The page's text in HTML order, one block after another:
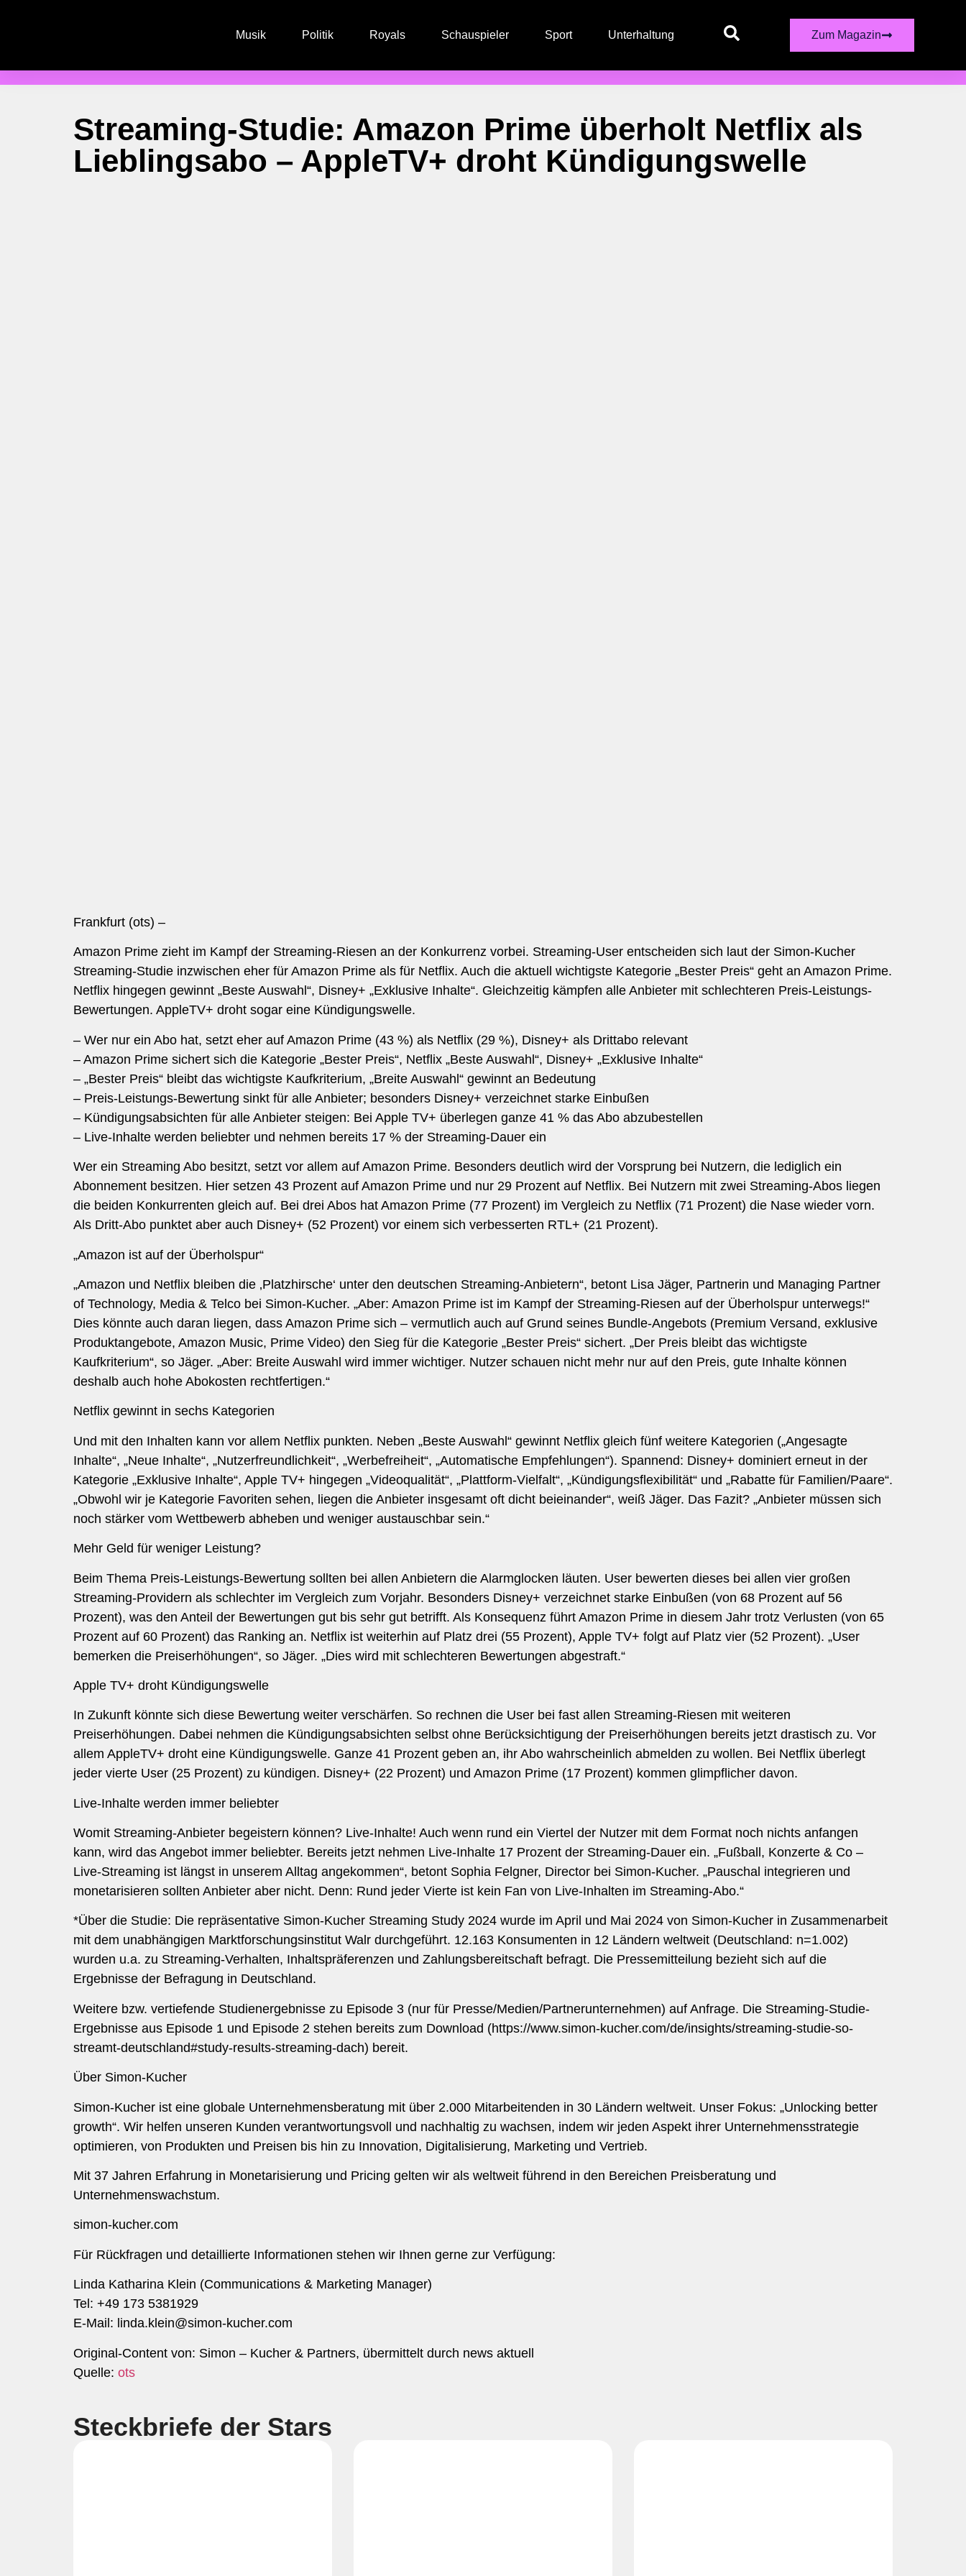
Musik Politik Royals Schauspieler Sport Unterhaltung Zum Magazin
Streaming-Studie: Amazon Prime überholt Netflix als
Lieblingsabo – AppleTV+ droht Kündigungswelle
Frankfurt (ots) –
Amazon Prime zieht im Kampf der Streaming-Riesen an der Konkurrenz vorbei. Streaming-User entscheiden sich laut der Simon-Kucher
Streaming-Studie inzwischen eher für Amazon Prime als für Netflix. Auch die aktuell wichtigste Kategorie „Bester Preis“ geht an Amazon Prime.
Netflix hingegen gewinnt „Beste Auswahl“, Disney+ „Exklusive Inhalte“. Gleichzeitig kämpfen alle Anbieter mit schlechteren Preis-Leistungs-
Bewertungen. AppleTV+ droht sogar eine Kündigungswelle.
– Wer nur ein Abo hat, setzt eher auf Amazon Prime (43 %) als Netflix (29 %), Disney+ als Drittabo relevant
– Amazon Prime sichert sich die Kategorie „Bester Preis“, Netflix „Beste Auswahl“, Disney+ „Exklusive Inhalte“
– „Bester Preis“ bleibt das wichtigste Kaufkriterium, „Breite Auswahl“ gewinnt an Bedeutung
– Preis-Leistungs-Bewertung sinkt für alle Anbieter; besonders Disney+ verzeichnet starke Einbußen
– Kündigungsabsichten für alle Anbieter steigen: Bei Apple TV+ überlegen ganze 41 % das Abo abzubestellen
– Live-Inhalte werden beliebter und nehmen bereits 17 % der Streaming-Dauer ein
Wer ein Streaming Abo besitzt, setzt vor allem auf Amazon Prime. Besonders deutlich wird der Vorsprung bei Nutzern, die lediglich ein
Abonnement besitzen. Hier setzen 43 Prozent auf Amazon Prime und nur 29 Prozent auf Netflix. Bei Nutzern mit zwei Streaming-Abos liegen
die beiden Konkurrenten gleich auf. Bei drei Abos hat Amazon Prime (77 Prozent) im Vergleich zu Netflix (71 Prozent) die Nase wieder vorn.
Als Dritt-Abo punktet aber auch Disney+ (52 Prozent) vor einem sich verbesserten RTL+ (21 Prozent).
„Amazon ist auf der Überholspur“
„Amazon und Netflix bleiben die ‚Platzhirsche‘ unter den deutschen Streaming-Anbietern“, betont Lisa Jäger, Partnerin und Managing Partner
of Technology, Media & Telco bei Simon-Kucher. „Aber: Amazon Prime ist im Kampf der Streaming-Riesen auf der Überholspur unterwegs!“
Dies könnte auch daran liegen, dass Amazon Prime sich – vermutlich auch auf Grund seines Bundle-Angebots (Premium Versand, exklusive
Produktangebote, Amazon Music, Prime Video) den Sieg für die Kategorie „Bester Preis“ sichert. „Der Preis bleibt das wichtigste
Kaufkriterium“, so Jäger. „Aber: Breite Auswahl wird immer wichtiger. Nutzer schauen nicht mehr nur auf den Preis, gute Inhalte können
deshalb auch hohe Abokosten rechtfertigen.“
Netflix gewinnt in sechs Kategorien
Und mit den Inhalten kann vor allem Netflix punkten. Neben „Beste Auswahl“ gewinnt Netflix gleich fünf weitere Kategorien („Angesagte
Inhalte“, „Neue Inhalte“, „Nutzerfreundlichkeit“, „Werbefreiheit“, „Automatische Empfehlungen“). Spannend: Disney+ dominiert erneut in der
Kategorie „Exklusive Inhalte“, Apple TV+ hingegen „Videoqualität“, „Plattform-Vielfalt“, „Kündigungsflexibilität“ und „Rabatte für Familien/Paare“.
„Obwohl wir je Kategorie Favoriten sehen, liegen die Anbieter insgesamt oft dicht beieinander“, weiß Jäger. Das Fazit? „Anbieter müssen sich
noch stärker vom Wettbewerb abheben und weniger austauschbar sein.“
Mehr Geld für weniger Leistung?
Beim Thema Preis-Leistungs-Bewertung sollten bei allen Anbietern die Alarmglocken läuten. User bewerten dieses bei allen vier großen
Streaming-Providern als schlechter im Vergleich zum Vorjahr. Besonders Disney+ verzeichnet starke Einbußen (von 68 Prozent auf 56
Prozent), was den Anteil der Bewertungen gut bis sehr gut betrifft. Als Konsequenz führt Amazon Prime in diesem Jahr trotz Verlusten (von 65
Prozent auf 60 Prozent) das Ranking an. Netflix ist weiterhin auf Platz drei (55 Prozent), Apple TV+ folgt auf Platz vier (52 Prozent). „User
bemerken die Preiserhöhungen“, so Jäger. „Dies wird mit schlechteren Bewertungen abgestraft.“
Apple TV+ droht Kündigungswelle
In Zukunft könnte sich diese Bewertung weiter verschärfen. So rechnen die User bei fast allen Streaming-Riesen mit weiteren
Preiserhöhungen. Dabei nehmen die Kündigungsabsichten selbst ohne Berücksichtigung der Preiserhöhungen bereits jetzt drastisch zu. Vor
allem AppleTV+ droht eine Kündigungswelle. Ganze 41 Prozent geben an, ihr Abo wahrscheinlich abmelden zu wollen. Bei Netflix überlegt
jeder vierte User (25 Prozent) zu kündigen. Disney+ (22 Prozent) und Amazon Prime (17 Prozent) kommen glimpflicher davon.
Live-Inhalte werden immer beliebter
Womit Streaming-Anbieter begeistern können? Live-Inhalte! Auch wenn rund ein Viertel der Nutzer mit dem Format noch nichts anfangen
kann, wird das Angebot immer beliebter. Bereits jetzt nehmen Live-Inhalte 17 Prozent der Streaming-Dauer ein. „Fußball, Konzerte & Co –
Live-Streaming ist längst in unserem Alltag angekommen“, betont Sophia Felgner, Director bei Simon-Kucher. „Pauschal integrieren und
monetarisieren sollten Anbieter aber nicht. Denn: Rund jeder Vierte ist kein Fan von Live-Inhalten im Streaming-Abo.“
*Über die Studie: Die repräsentative Simon-Kucher Streaming Study 2024 wurde im April und Mai 2024 von Simon-Kucher in Zusammenarbeit
mit dem unabhängigen Marktforschungsinstitut Walr durchgeführt. 12.163 Konsumenten in 12 Ländern weltweit (Deutschland: n=1.002)
wurden u.a. zu Streaming-Verhalten, Inhaltspräferenzen und Zahlungsbereitschaft befragt. Die Pressemitteilung bezieht sich auf die
Ergebnisse der Befragung in Deutschland.
Weitere bzw. vertiefende Studienergebnisse zu Episode 3 (nur für Presse/Medien/Partnerunternehmen) auf Anfrage. Die Streaming-Studie-
Ergebnisse aus Episode 1 und Episode 2 stehen bereits zum Download (https://www.simon-kucher.com/de/insights/streaming-studie-so-
streamt-deutschland#study-results-streaming-dach) bereit.
Über Simon-Kucher
Simon-Kucher ist eine globale Unternehmensberatung mit über 2.000 Mitarbeitenden in 30 Ländern weltweit. Unser Fokus: „Unlocking better
growth“. Wir helfen unseren Kunden verantwortungsvoll und nachhaltig zu wachsen, indem wir jeden Aspekt ihrer Unternehmensstrategie
optimieren, von Produkten und Preisen bis hin zu Innovation, Digitalisierung, Marketing und Vertrieb.
Mit 37 Jahren Erfahrung in Monetarisierung und Pricing gelten wir als weltweit führend in den Bereichen Preisberatung und
Unternehmenswachstum.
simon-kucher.com
Für Rückfragen und detaillierte Informationen stehen wir Ihnen gerne zur Verfügung:
Linda Katharina Klein (Communications & Marketing Manager)
Tel: +49 173 5381929
E-Mail: linda.klein@simon-kucher.com
Original-Content von: Simon – Kucher & Partners, übermittelt durch news aktuell
Quelle: ots
Steckbriefe der Stars